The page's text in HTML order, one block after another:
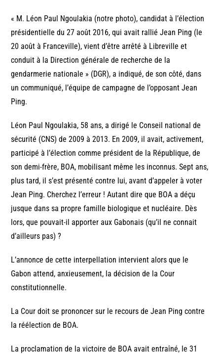
« M. Léon Paul Ngoulakia (notre photo), candidat à l’élection
présidentielle du 27 août 2016, qui avait rallié Jean Ping (le
20 août à Franceville), vient d’être arrêté à Libreville et
conduit à la Direction générale de recherche de la
gendarmerie nationale » (DGR), a indiqué, de son côté, dans
un communiqué, l’équipe de campagne de l’opposant Jean
Ping.
Léon Paul Ngoulakia, 58 ans, a dirigé le Conseil national de
sécurité (CNS) de 2009 à 2013. En 2009, il avait, activement,
participé à l’élection comme président de la République, de
son demi-frère, BOA, mobilisant même les inconnus. Sept ans,
plus tard, il s’est présenté contre lui, avant d’appeler à voter
Jean Ping. Cherchez l’erreur ! Autant dire que BOA a déçu
jusque dans sa propre famille biologique et nucléaire. Dès
lors, que pouvait-il apporter aux Gabonais (qu’il ne connait
d’ailleurs pas) ?
L’annonce de cette interpellation intervient alors que le
Gabon attend, anxieusement, la décision de la Cour
constitutionnelle.
La Cour doit se prononcer sur le recours de Jean Ping contre
la réélection de BOA.
La proclamation de la victoire de BOA avait entraîné, le 31